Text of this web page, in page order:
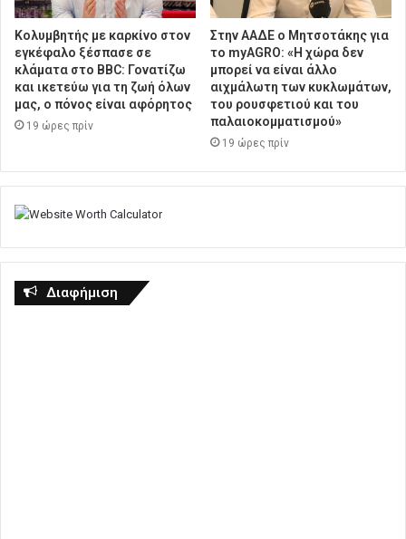
Κολυμβητής με καρκίνο στον
εγκέφαλο ξέσπασε σε
κλάματα στο BBC: Γονατίζω
και ικετεύω για τη ζωή όλων
μας, ο πόνος είναι αφόρητος
19 ώρες πρίν
Στην ΑΑΔΕ ο Μητσοτάκης για
το myAGRO: «Η χώρα δεν
μπορεί να είναι άλλο
αιχμάλωτη των κυκλωμάτων,
του ρουσφετιού και του
παλαιοκομματισμού»
19 ώρες πρίν
Διαφήμιση